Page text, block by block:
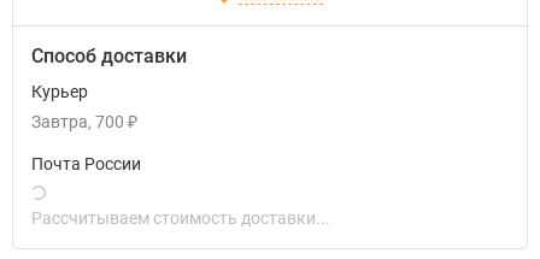
Способ доставки
Курьер
Завтра 700 ₽
Почта России
Рассчитываем стоимость доставки...